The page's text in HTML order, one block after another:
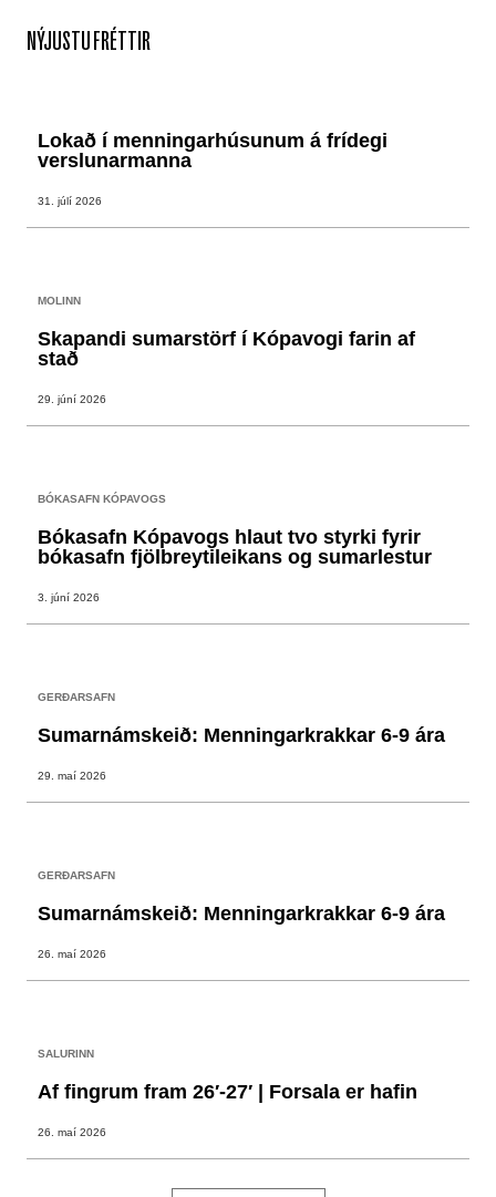
NÝJUSTU FRÉTTIR
Lokað í menningarhúsunum á frídegi
verslunarmanna
31. júlí 2026
MOLINN
Skapandi sumarstörf í Kópavogi farin af
stað
29. júní 2026
BÓKASAFN KÓPAVOGS
Bókasafn Kópavogs hlaut tvo styrki fyrir
bókasafn fjölbreytileikans og sumarlestur
3. júní 2026
GERÐARSAFN
Sumarnámskeið: Menningarkrakkar 6-9 ára
29. maí 2026
GERÐARSAFN
Sumarnámskeið: Menningarkrakkar 6-9 ára
26. maí 2026
SALURINN
Af fingrum fram 26′-27′ | Forsala er hafin
26. maí 2026